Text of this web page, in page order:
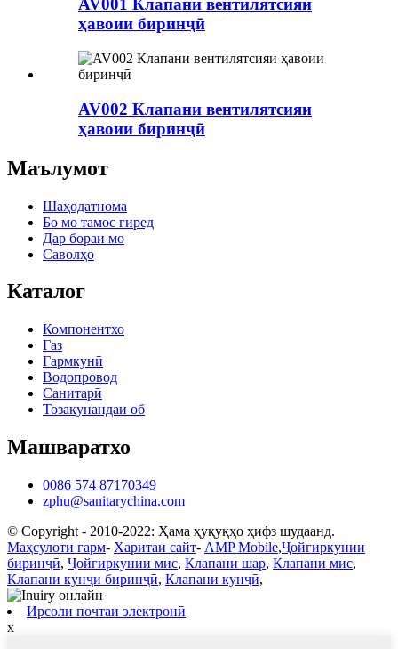
AV001 Клапани вентилятсияи
ҳавоии биринҷӣ
AV002 Клапани вентилятсияи
ҳавоии биринҷӣ
Маълумот
Шаҳодатнома
Бо мо тамос гиред
Дар бораи мо
Саволҳо
Каталог
Компонентхо
Газ
Гармкунӣ
Водопровод
Санитарӣ
Тозакунандаи об
Машваратхо
0086 574 87170349
zphu@sanitarychina.com
© Copyright - 2010-2022: Ҳама ҳуқуқҳо ҳифз шудаанд.
Маҳсулоти гарм- Харитаи сайт- AMP Mobile,Ҷойгиркунии
биринҷӣ, Ҷойгиркунии мис, Клапани шар, Клапани мис,
Клапани кунҷи биринҷӣ, Клапани кунҷӣ,
Ирсоли почтаи электронӣ
x